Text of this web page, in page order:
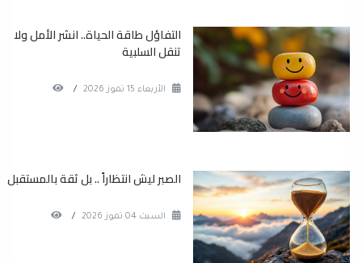
التفاؤل طاقة الحياة.. انشر الأمل ولا
تنقل السلبية
الأربعاء 15 تموز 2026 /
الصبر ليش انتظاراً .. بل ثقة بالمستقبل
السبت 04 تموز 2026 /